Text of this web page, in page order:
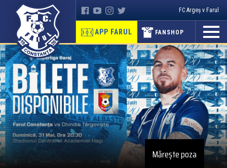
FC Argeș v Farul
APP FARUL FANSHOP
Mărește poza